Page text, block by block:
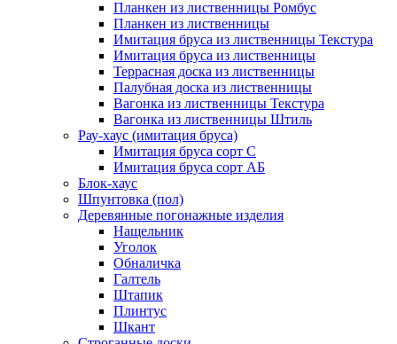
Планкен из лиственницы Ромбус
Планкен из лиственницы
Имитация бруса из лиственницы Текстура
Имитация бруса из лиственницы
Террасная доска из лиственницы
Палубная доска из лиственницы
Вагонка из лиственницы Текстура
Вагонка из лиственницы Штиль
Рау-хаус (имитация бруса)
Имитация бруса сорт С
Имитация бруса сорт АБ
Блок-хаус
Шпунтовка (пол)
Деревянные погонажные изделия
Нащельник
Уголок
Обналичка
Галтель
Штапик
Плинтус
Шкант